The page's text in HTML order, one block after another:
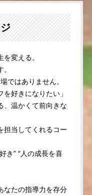
変える。
ではありません。
好きになりたい」
、温かくて前向きな
担当してくれるコー
き” “人の成長を喜
なたの指導力を存分